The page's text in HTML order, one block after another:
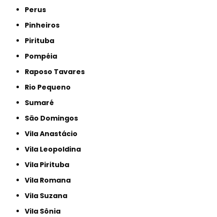
Perus
Pinheiros
Pirituba
Pompéia
Raposo Tavares
Rio Pequeno
Sumaré
São Domingos
Vila Anastácio
Vila Leopoldina
Vila Pirituba
Vila Romana
Vila Suzana
Vila Sônia